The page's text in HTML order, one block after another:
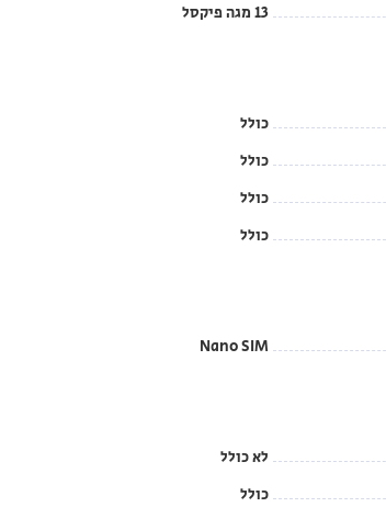
13 מגה פיקסל
כולל
כולל
כולל
כולל
Nano SIM
לא כולל
כולל